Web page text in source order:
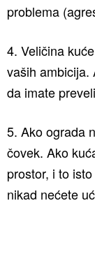
problema
4. Veličina
vaših ambicija.
da imate
5. Ako ograda
čovek. Ako
prostor, i to
nikad nećete